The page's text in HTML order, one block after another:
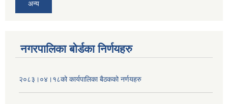
अन्य
नगरपालिका बोर्डका निर्णयहरु
२०८३।०४।१८को कार्यपालिका बैठकको नर्णयहरु